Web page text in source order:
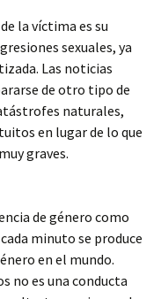
la víctima es su
sexuales, ya
Las noticias
de otro tipo de
naturales,
en lugar de lo que
graves.
de género como
minuto se produce
en el mundo.
no es una conducta